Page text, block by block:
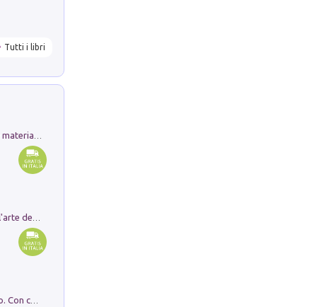
Tutti i libri
Ricerche dei dottorandi in storia dell'arte della Sapienza